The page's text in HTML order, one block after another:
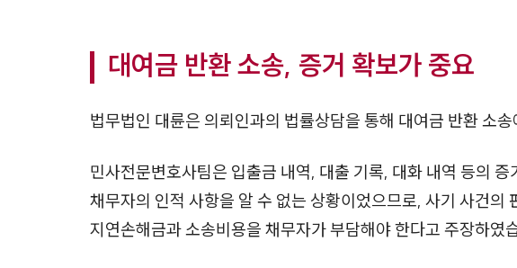
대여금 반환 소송, 증거 확보가 중요
법무법인 대륜은 의뢰인과의 법률상담을 통해 대여금 반환 소
민사전문변호사팀은 입출금 내역, 대출 기록, 대화 내역 등의
채무자의 인적 사항을 알 수 없는 상황이었으므로, 사기 사건
지연손해금과 소송비용을 채무자가 부담해야 한다고 주장하였